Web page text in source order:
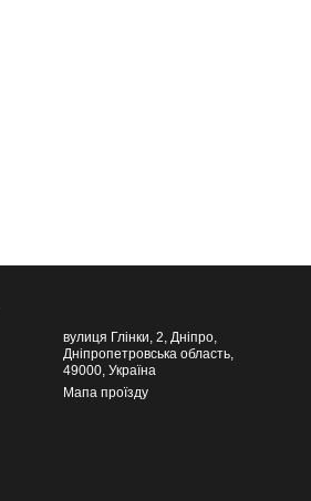
вулиця Глінки, 2, Дніпро,
Дніпропетровська область,
49000, Україна
Мапа проїзду